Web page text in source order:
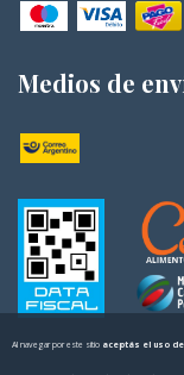
Al navegar por este sitio aceptás el uso
Medios de